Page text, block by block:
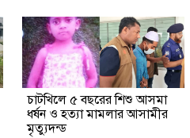
চাটখিলে ৫ বছরের শিশু আসমা
ধর্ষন ও হত্যা মামলার আসামীর
মৃত্যুদন্ড